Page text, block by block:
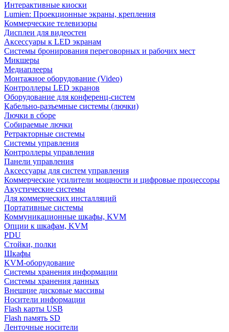
Интерактивные киоски
Lumien: Проекционные экраны, крепления
Коммерческие телевизоры
Дисплеи для видеостен
Аксессуары к LED экранам
Системы бронирования переговорных и рабочих мест
Микшеры
Медиаплееры
Монтажное оборудование (Video)
Контроллеры LED экранов
Оборудование для конференц-систем
Кабельно-разъемные системы (лючки)
Лючки в сборе
Собираемые лючки
Ретракторные системы
Системы управления
Контроллеры управления
Панели управления
Аксессуары для систем управления
Коммерческие усилители мощности и цифровые процессоры
Акустические системы
Для коммерческих инсталляций
Портативные системы
Коммуникационные шкафы, KVM
Опции к шкафам, KVM
PDU
Стойки, полки
Шкафы
KVM-оборудование
Системы хранения информации
Системы хранения данных
Внешние дисковые массивы
Носители информации
Flash карты USB
Flash память SD
Ленточные носители